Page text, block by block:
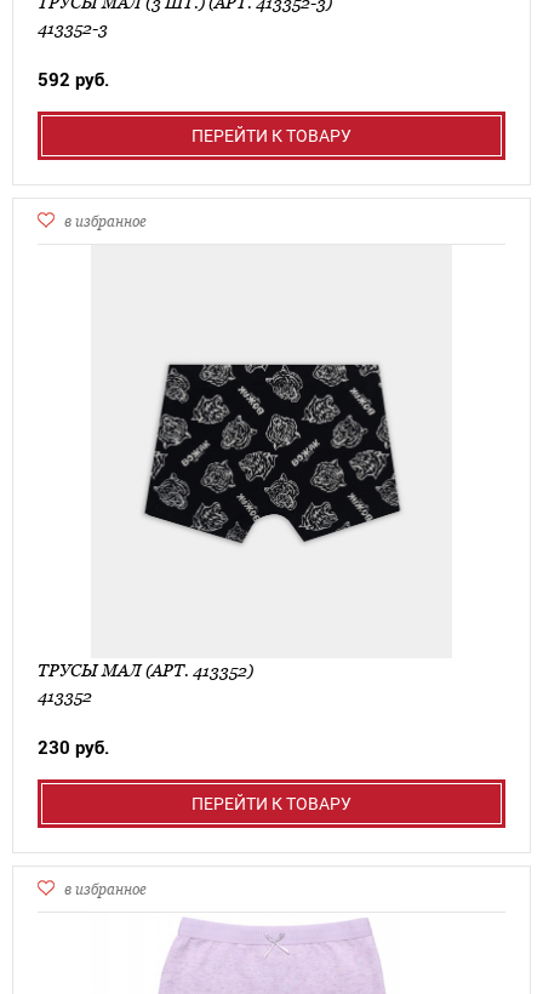
413352-3
592 руб.
ПЕРЕЙТИ К ТОВАРУ
в избранное
ТРУСЫ МАЛ (АРТ. 413352)
413352
230 руб.
ПЕРЕЙТИ К ТОВАРУ
в избранное